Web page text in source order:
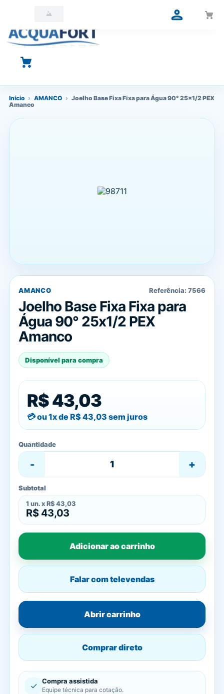
O que você está procurando?
Início › AMANCO › Joelho Base Fixa Fixa para Água 90° 25x1/2 PEX
Amanco
AMANCO Referência: 7566
Joelho Base Fixa Fixa para
Água 90° 25x1/2 PEX
Amanco
Disponível para compra
R$ 43,03
ou 1x de R$ 43,03 sem juros
Quantidade
- +
Subtotal
1 un. x R$ 43,03
R$ 43,03
Adicionar ao carrinho
Falar com televendas
Abrir carrinho
Comprar direto
✓ Compra assistida
Equipe técnica para cotação.